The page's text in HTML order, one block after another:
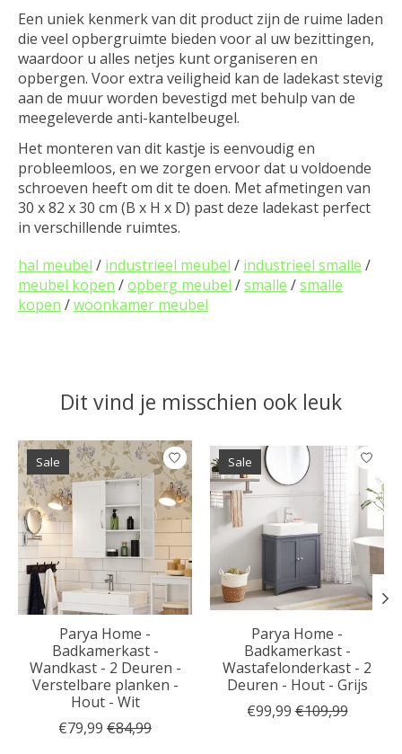
Een uniek kenmerk van dit product zijn de ruime laden
die veel opbergruimte bieden voor al uw bezittingen,
waardoor u alles netjes kunt organiseren en
opbergen. Voor extra veiligheid kan de ladekast stevig
aan de muur worden bevestigd met behulp van de
meegeleverde anti-kantelbeugel.
Het monteren van dit kastje is eenvoudig en
probleemloos, en we zorgen ervoor dat u voldoende
schroeven heeft om dit te doen. Met afmetingen van
30 x 82 x 30 cm (B x H x D) past deze ladekast perfect
in verschillende ruimtes.
hal meubel / industrieel meubel / industrieel smalle /
meubel kopen /opberg meubel /smalle /smalle
kopen /woonkamer meubel
Dit vind je misschien ook leuk
Items van productcarrousel
Sale
Parya Home -
Badkamerkast -
Wandkast - 2 Deuren -
Verstelbare planken -
Hout - Wit
€79,99 €84,99
Sale
Parya Home -
Badkamerkast -
Wastafelonderkast - 2
Deuren - Hout - Grijs
€99,99 €109,99